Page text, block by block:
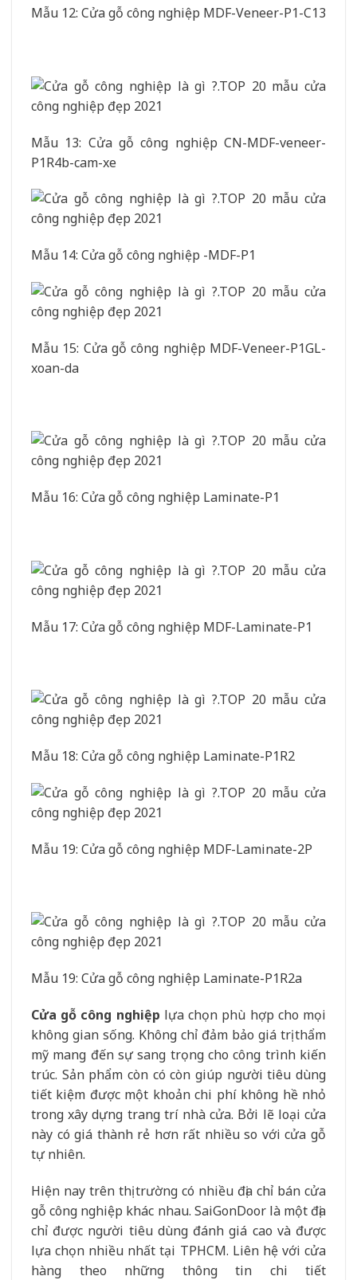
Mẫu 12: Cửa gỗ công nghiệp MDF-Veneer-P1-C13
Mẫu 13: Cửa gỗ công nghiệp CN-MDF-veneer-
P1R4b-cam-xe
Mẫu 14: Cửa gỗ công nghiệp -MDF-P1
Mẫu 15: Cửa gỗ công nghiệp MDF-Veneer-P1GL-
xoan-da
Mẫu 16: Cửa gỗ công nghiệp Laminate-P1
Mẫu 17: Cửa gỗ công nghiệp MDF-Laminate-P1
Mẫu 18: Cửa gỗ công nghiệp Laminate-P1R2
Mẫu 19: Cửa gỗ công nghiệp MDF-Laminate-2P
Mẫu 19: Cửa gỗ công nghiệp Laminate-P1R2a
Cửa gỗ công nghiệp lựa chọn phù hợp cho mọi
không gian sống. Không chỉ đảm bảo giá trị thẩm
mỹ mang đến sự sang trọng cho công trình kiến
trúc. Sản phẩm còn có còn giúp người tiêu dùng
tiết kiệm được một khoản chi phí không hề nhỏ
trong xây dựng trang trí nhà cửa. Bởi lẽ loại cửa
này có giá thành rẻ hơn rất nhiều so với cửa gỗ
tự nhiên.
Hiện nay trên thị trường có nhiều địa chỉ bán cửa
gỗ công nghiệp khác nhau. SaiGonDoor là một địa
chỉ được người tiêu dùng đánh giá cao và được
lựa chọn nhiều nhất tại TPHCM. Liên hệ với cửa
hàng theo những thông tin chi tiết